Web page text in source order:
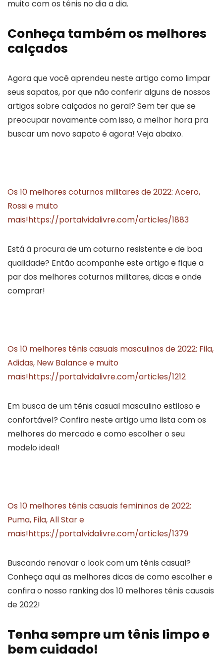
muito com os tênis no dia a dia.
Conheça também os melhores
calçados
Agora que você aprendeu neste artigo como limpar
seus sapatos, por que não conferir alguns de nossos
artigos sobre calçados no geral? Sem ter que se
preocupar novamente com isso, a melhor hora pra
buscar um novo sapato é agora! Veja abaixo.
Os 10 melhores coturnos militares de 2022: Acero,
Rossi e muito
mais!https://portalvidalivre.com/articles/1883
Está à procura de um coturno resistente e de boa
qualidade? Então acompanhe este artigo e fique a
par dos melhores coturnos militares, dicas e onde
comprar!
Os 10 melhores tênis casuais masculinos de 2022: Fila,
Adidas, New Balance e muito
mais!https://portalvidalivre.com/articles/1212
Em busca de um tênis casual masculino estiloso e
confortável? Confira neste artigo uma lista com os
melhores do mercado e como escolher o seu
modelo ideal!
Os 10 melhores tênis casuais femininos de 2022:
Puma, Fila, All Star e
mais!https://portalvidalivre.com/articles/1379
Buscando renovar o look com um tênis casual?
Conheça aqui as melhores dicas de como escolher e
confira o nosso ranking dos 10 melhores tênis causais
de 2022!
Tenha sempre um tênis limpo e
bem cuidado!